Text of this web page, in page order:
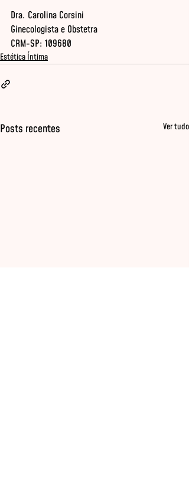
Dra. Carolina Corsini
Ginecologista e Obstetra
CRM-SP: 109680
Estética Íntima
Posts recentes Ver tudo